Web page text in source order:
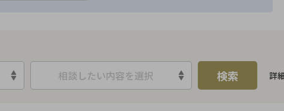
相談したい内容を選択 検索 詳